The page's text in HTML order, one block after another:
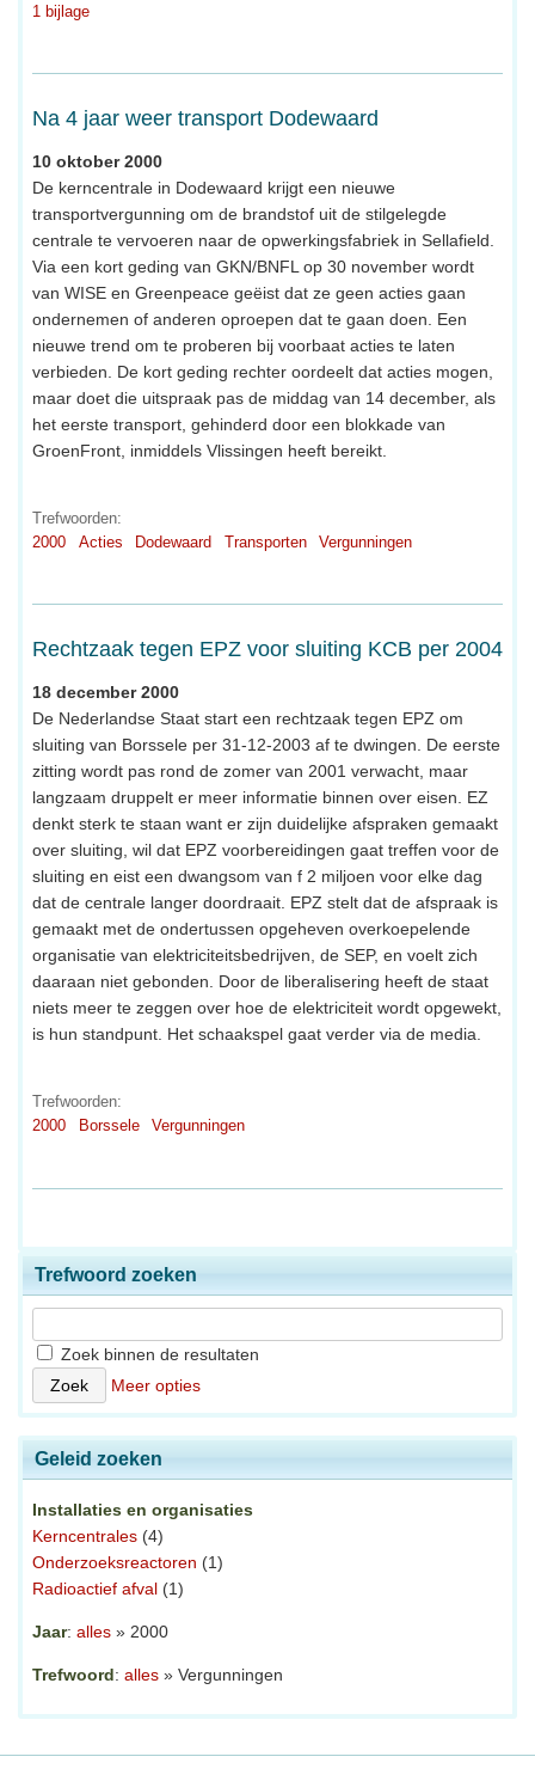
1 bijlage
Na 4 jaar weer transport Dodewaard
10 oktober 2000
De kerncentrale in Dodewaard krijgt een nieuwe
transportvergunning om de brandstof uit de stilgelegde
centrale te vervoeren naar de opwerkingsfabriek in Sellafield.
Via een kort geding van GKN/BNFL op 30 november wordt
van WISE en Greenpeace geëist dat ze geen acties gaan
ondernemen of anderen oproepen dat te gaan doen. Een
nieuwe trend om te proberen bij voorbaat acties te laten
verbieden. De kort geding rechter oordeelt dat acties mogen,
maar doet die uitspraak pas de middag van 14 december, als
het eerste transport, gehinderd door een blokkade van
GroenFront, inmiddels Vlissingen heeft bereikt.
Trefwoorden:
2000
Acties Dodewaard Transporten Vergunningen
Rechtzaak tegen EPZ voor sluiting KCB per 2004
18 december 2000
De Nederlandse Staat start een rechtzaak tegen EPZ om
sluiting van Borssele per 31-12-2003 af te dwingen. De eerste
zitting wordt pas rond de zomer van 2001 verwacht, maar
langzaam druppelt er meer informatie binnen over eisen. EZ
denkt sterk te staan want er zijn duidelijke afspraken gemaakt
over sluiting, wil dat EPZ voorbereidingen gaat treffen voor de
sluiting en eist een dwangsom van f 2 miljoen voor elke dag
dat de centrale langer doordraait. EPZ stelt dat de afspraak is
gemaakt met de ondertussen opgeheven overkoepelende
organisatie van elektriciteitsbedrijven, de SEP, en voelt zich
daaraan niet gebonden. Door de liberalisering heeft de staat
niets meer te zeggen over hoe de elektriciteit wordt opgewekt,
is hun standpunt. Het schaakspel gaat verder via de media.
Trefwoorden:
2000
Borssele Vergunningen
Trefwoord zoeken
Zoek binnen de resultaten
Meer opties
Geleid zoeken
Installaties en organisaties
Kerncentrales (4)
Onderzoeksreactoren (1)
Radioactief afval (1)
Jaar: alles » 2000
Trefwoord: alles » Vergunningen